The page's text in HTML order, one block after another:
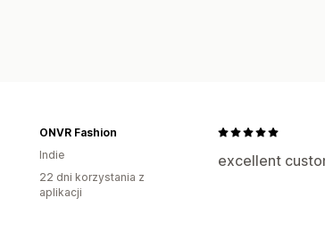
excellent
ONVR Fashion
Indie
22 dni korzystania z
aplikacji